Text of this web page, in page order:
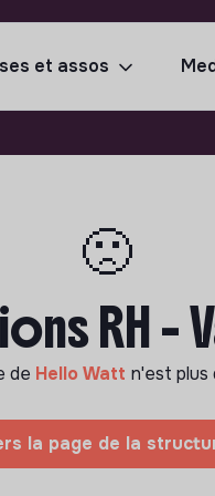
et assos
🙁
RH -
de Hello Watt n'est plus
la page de la